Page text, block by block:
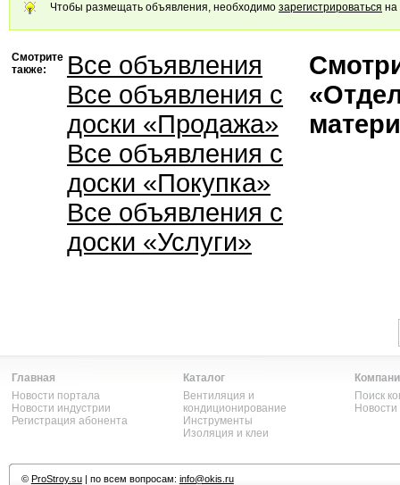
Чтобы размещать объявления, необходимо зарегистрироваться на
Смотрите
также:
Все объявления
Все объявления с
доски «Продажа»
Все объявления с
доски «Покупка»
Все объявления с
доски «Услуги»
Главная
Новости портала
Новости индустрии
Регистрация абонента
Каталог
Вентиляция и
кондиционирование
Инструменты
Изоляция и клеи
Поиск
© ProStroy.su| по всем вопросам: info@okis.ru